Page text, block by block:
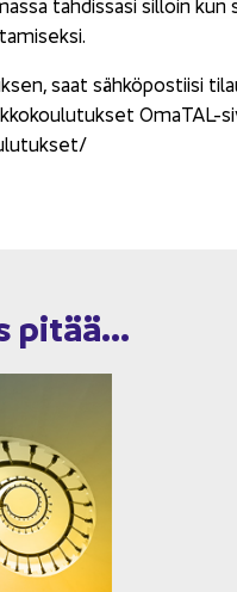
saat säh­kö­pos­tii­si
pitää...